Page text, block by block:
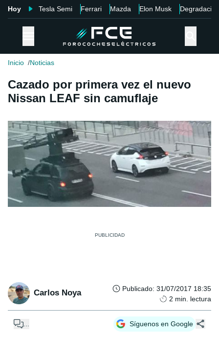
Hoy Tesla Semi Ferrari Mazda Elon Musk Degradación
Inicio Noticias
Cazado por primera vez el nuevo
Nissan LEAF sin camuflaje
Carlos Noya Publicado: 31/07/2017 18:35
2 min. lectura
Síguenos en Google